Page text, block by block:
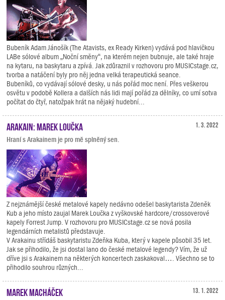
Bubeník Adam Jánošík (The Atavists, ex Ready Kirken) vydává pod hlavičkou
LABe sólové album „Noční směny“, na kterém nejen bubnuje, ale také hraje
na kytaru, na baskytaru a zpívá. Jak zdůraznil v rozhovoru pro MUSICstage.cz,
tvorba a natáčení byly pro něj jedna velká terapeutická seance.
Bubeníků, co vydávají sólové desky, u nás pořád moc není. Přes veškerou
osvětu v podobě Kollera a dalších nás lidi mají pořád za dělníky, co umí sotva
počítat do čtyř, natožpak hrát na nějaký hudební...
1. 3. 2022
Arakain: Marek Loučka
Hraní s Arakainem je pro mě splněný sen.
Z nejznámější české metalové kapely nedávno odešel baskytarista Zdeněk
Kub a jeho místo zaujal Marek Loučka z vyškovské hardcore/crossoverové
kapely Forrest Jump. V rozhovoru pro MUSICstage.cz se nová posila
legendárních metalistů představuje.
V Arakainu střídáš baskytaristu Zdeňka Kuba, který v kapele působil 35 let.
Jak se přihodilo, že jsi dostal lano do české metalové legendy? Vím, že už
dříve jsi s Arakainem na některých koncertech zaskakoval…. Všechno se to
přihodilo souhrou různých...
13. 1. 2022
Marek Macháček